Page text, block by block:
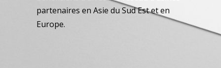
partenaires en Asie du Sud Est et en
Europe.